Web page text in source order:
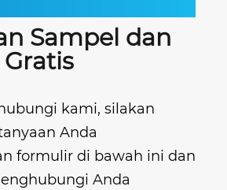
Sampel dan
kami, silakan
Anda
formulir di bawah ini dan
Anda